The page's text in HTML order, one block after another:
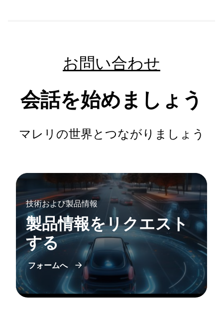
お問い合わせ
会話を始めましょう
マレリの世界とつながりましょう
技術および製品情報
製品情報をリクエスト
する
フォームへ